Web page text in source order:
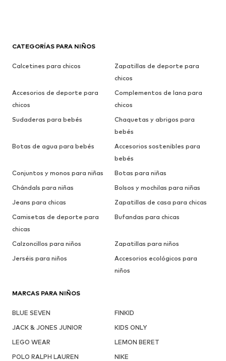
CATEGORÍAS PARA NIÑOS
Calcetines para chicos
Zapatillas de deporte para
chicos
Accesorios de deporte para
chicos
Complementos de lana para
chicos
Sudaderas para bebés
Chaquetas y abrigos para
bebés
Botas de agua para bebés
Accesorios sostenibles para
bebés
Conjuntos y monos para niñas
Botas para niñas
Chándals para niñas
Bolsos y mochilas para niñas
Jeans para chicas
Zapatillas de casa para chicas
Camisetas de deporte para
chicas
Bufandas para chicas
Calzoncillos para niños
Zapatillas para niños
Jerséis para niños
Accesorios ecológicos para
niños
MARCAS PARA NIÑOS
BLUE SEVEN
FINKID
JACK & JONES JUNIOR
KIDS ONLY
LEGO WEAR
LEMON BERET
POLO RALPH LAUREN
NIKE